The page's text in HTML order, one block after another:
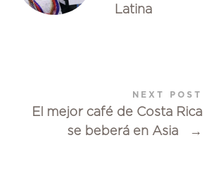
Latina
NEXT POST
El mejor café de Costa Rica
se beberá en Asia
→